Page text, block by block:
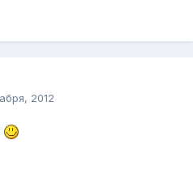
2012